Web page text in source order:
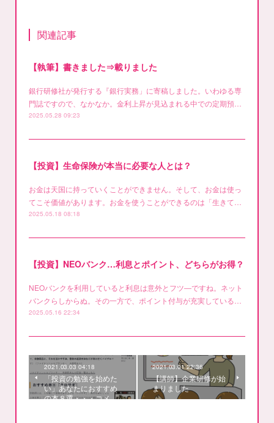
関連記事
【執筆】書きました⇒載りました
銀行研修社が発行する『銀行実務」に寄稿しました。いわゆる専
門誌ですので、なかなか。金利上昇が見込まれる中での定期預…
2025.05.28 09:23
【投資】生命保険が本当に必要な人とは？
お金は天国に持っていくことができません。そして、お金は使っ
てこそ価値があります。お金を使うことができるのは「生きて…
2025.05.18 08:18
【投資】NEOバンク…利息とポイント、どちらがお得？
NEOバンクを利用していると利息は意外とフツ―ですね。ネット
バンクらしからぬ。その一方で、ポイント付与が充実している…
2025.05.16 22:34
2021.03.03 04:18
「投資の勉強を始めた
い」あなたにおすすめ
の本８選・・・コメ…
2021.03.01 22:36
【講師】企業研修が始
まりました